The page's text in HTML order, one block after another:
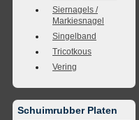
Siernagels /
Markiesnagel
Singelband
Tricotkous
Vering
Schuimrubber Platen